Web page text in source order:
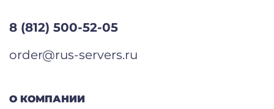
О КОМПАНИИ
8 (812) 500-52-05
order@rus-servers.ru